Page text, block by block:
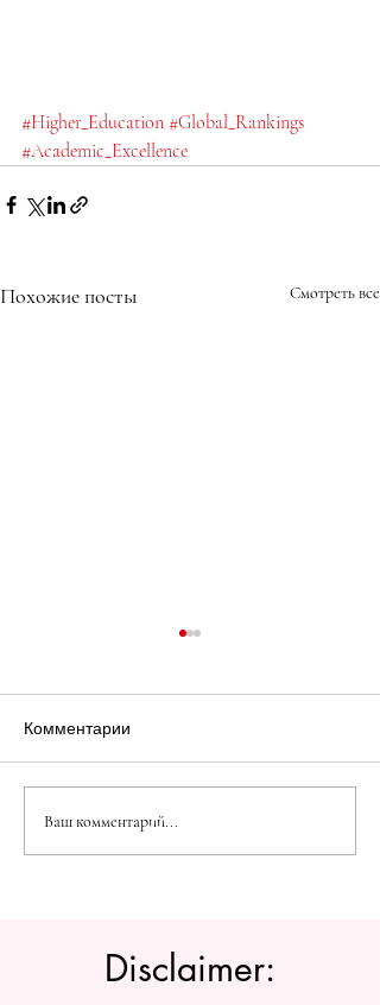
#Higher_Education #Global_Rankings
#Academic_Excellence
Похожие посты Смотреть все
Расшифровка ошибки
калибровки в точности
Комментарии
Ваш комментарий...
Disclaimer: